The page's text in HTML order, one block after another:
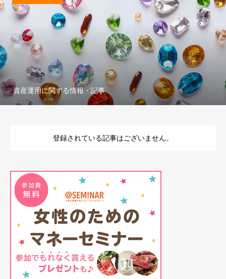
資産運用に関する情報・記事
登録されている記事はございません。